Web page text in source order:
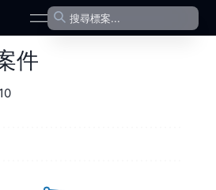
open navigation menu
件